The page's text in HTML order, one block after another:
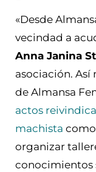
«Desde
vecindad a
Anna Janina
asociación.
de Almansa
actos
machista como
organizar
conocimientos